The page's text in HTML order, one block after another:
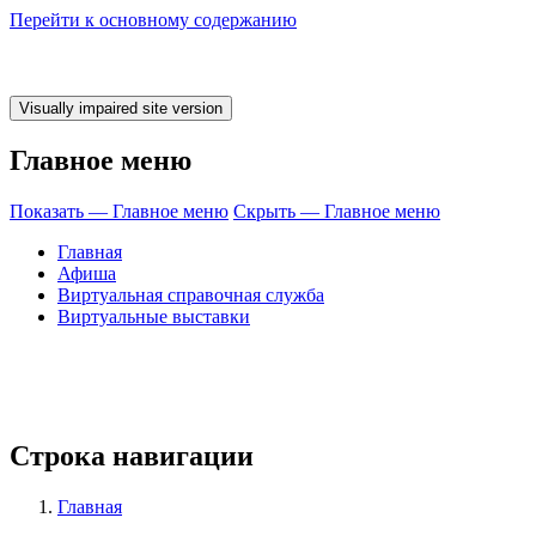
Перейти к основному содержанию
Главное меню
Показать — Главное меню Скрыть — Главное меню
Главная
Афиша
Виртуальная справочная служба
Виртуальные выставки
Строка навигации
Главная